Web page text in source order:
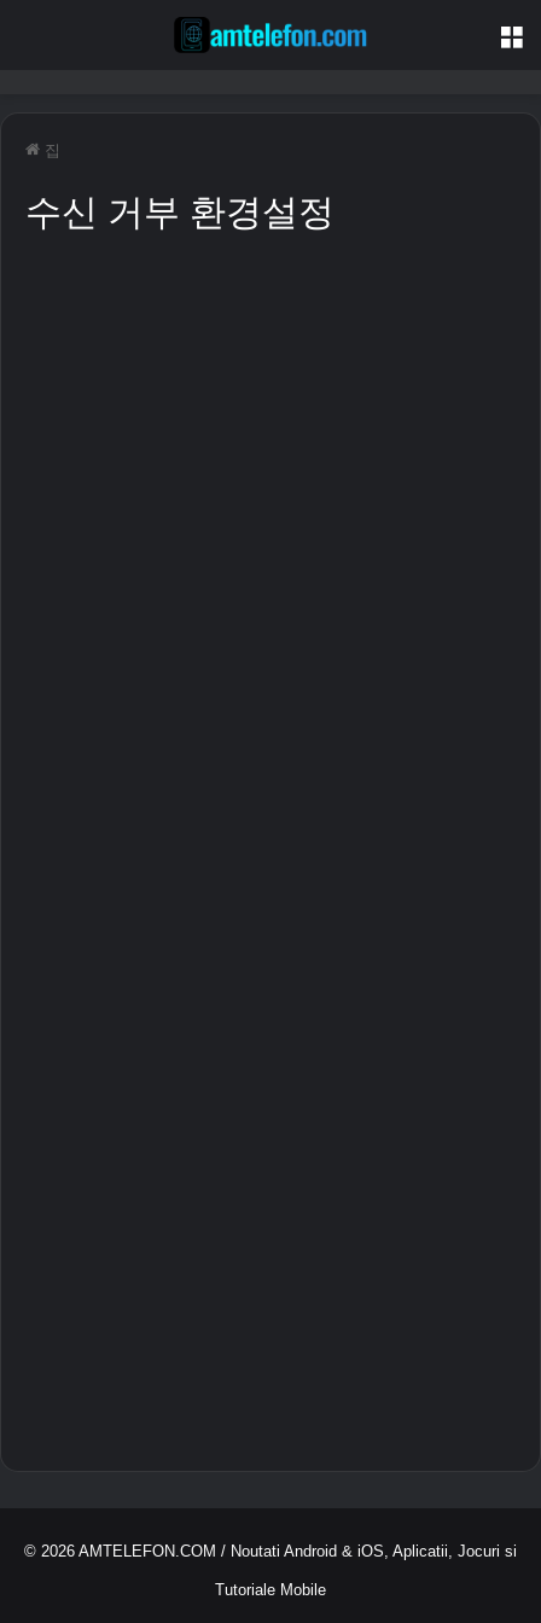
집
수신 거부 환경설정
© 2026 AMTELEFON.COM / Noutati Android & iOS, Aplicatii, Jocuri si
Tutoriale Mobile